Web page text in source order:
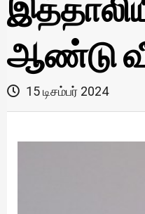
ஆண்டு
15 டிசம்பர் 2024